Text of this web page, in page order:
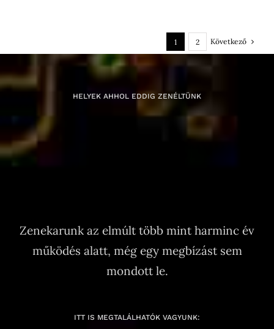
1 2 Következő
HELYEK AHHOL EDDIG ZENÉLTÜNK
Zenekarunk az elmúlt több mint harminc év
működés alatt, még egy megbízást sem
mondott le.
ITT IS MEGTALÁLHATÓK VAGYUNK: